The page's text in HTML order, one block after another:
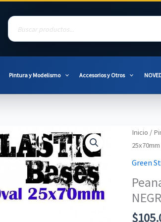
Products
search
Pintura y Modelismo Accesorios y Otros
Inicio /
Green
$